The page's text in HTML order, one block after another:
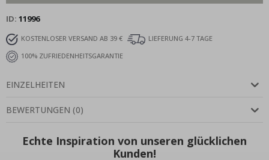
ID 11996
KOSTENLOSER VERSAND AB 39 €
LIEFERUNG 4-7 TAGE
100% ZUFRIEDENHEITSGARANTIE
EINZELHEITEN
BEWERTUNGEN (0)
Echte Inspiration von unseren glücklichen
Kunden!